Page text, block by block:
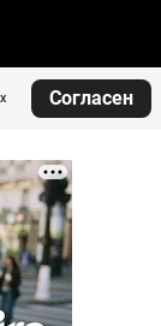
Согласен